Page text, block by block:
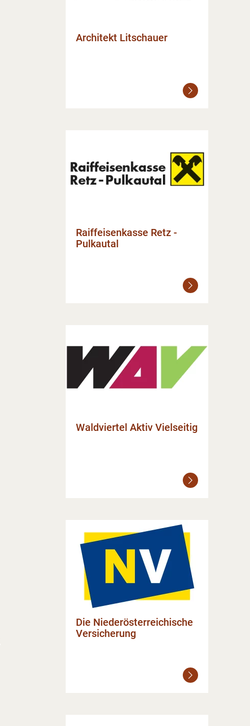
Architekt Litschauer
Raiffeisenkasse Retz -
Pulkautal
Waldviertel Aktiv Vielseitig
Die Niederösterreichische
Versicherung